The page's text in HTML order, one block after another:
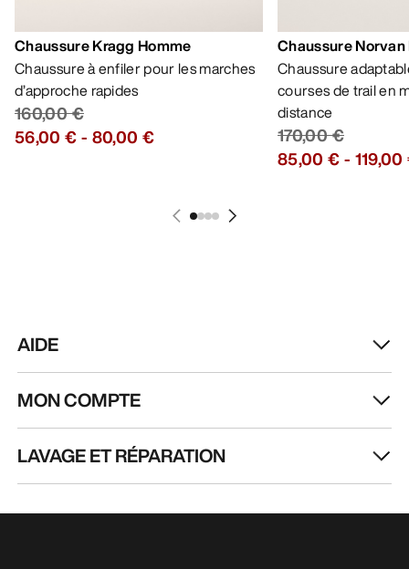
Chaussure Kragg Homme
Chaussure à enfiler pour les marches
d’approche rapides
160,00 €
56,00 €- 80,00 €
Chaussure
Chaussure
courses de trail en
distance
170,00 €
85,00 €-
AIDE
MON COMPTE
LAVAGE ET RÉPARATION